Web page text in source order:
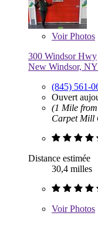
VoirPhotos
300 Windsor Hwy
New Windsor,
(845) 561-
Ouvert
(1 Mile
Carpet Mill
Distance estimée
30,4 milles
VoirPhotos